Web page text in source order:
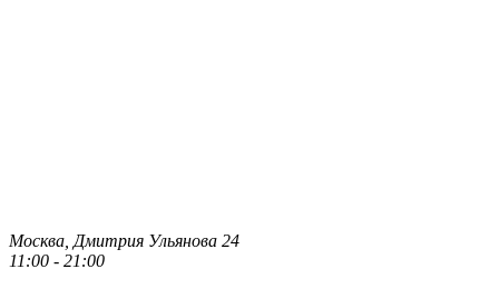
Москва, Дмитрия Ульянова 24
11:00 - 21:00